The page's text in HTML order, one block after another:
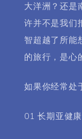
大洋洲？还是
许并不是我们
智超越了所能
的旅行，是心
如果你经常
01 长期亚健康